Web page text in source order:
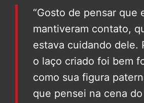
“Gosto de pensar que
mantiveram contato,
estava cuidando dele.
o laço criado foi bem
como sua figura
que pensei na cena